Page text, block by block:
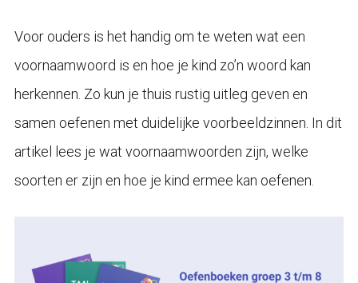
Voor ouders is het handig om te weten wat een
voornaamwoord is en hoe je kind zo’n woord kan
herkennen. Zo kun je thuis rustig uitleg geven en
samen oefenen met duidelijke voorbeeldzinnen. In dit
artikel lees je wat voornaamwoorden zijn, welke
soorten er zijn en hoe je kind ermee kan oefenen.